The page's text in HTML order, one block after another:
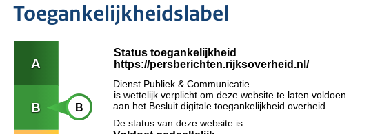
Toegankelijkheidslabel